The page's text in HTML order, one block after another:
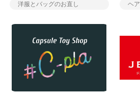
洋服とバッグのお直し ヘ